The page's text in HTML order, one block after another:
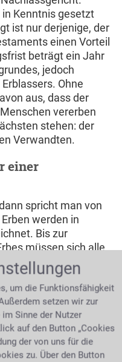
Kenntnis gesetzt
ist nur derjenige, der
einen Vorteil
beträgt ein Jahr
jedoch
Ohne
aus, dass der
vererben
stehen: der
Verwandten.
einer
spricht man von
werden in
Bis zur
müssen sich alle
Vermächtnisses
für Erbrecht sind
jederzeit
gesetzliche
um die Funktionsfähigkeit
setzen wir zur
Sinne der Nutzer
auf den Button „Cookies
der von uns für die
zu. Über den Button